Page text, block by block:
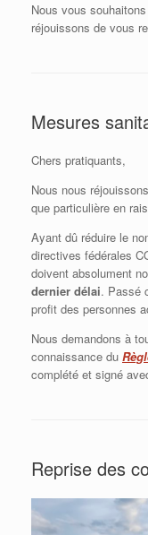
Nous vous
réjouissons de vous
Mesures
Chers pratiquants,
Nous nous
que particulière en
Ayant dû réduire le
directives fédérales
doivent absolument
dernier délai. Passé
profit des personnes
Nous demandons à
connaissance du
complété et signé
Reprise des